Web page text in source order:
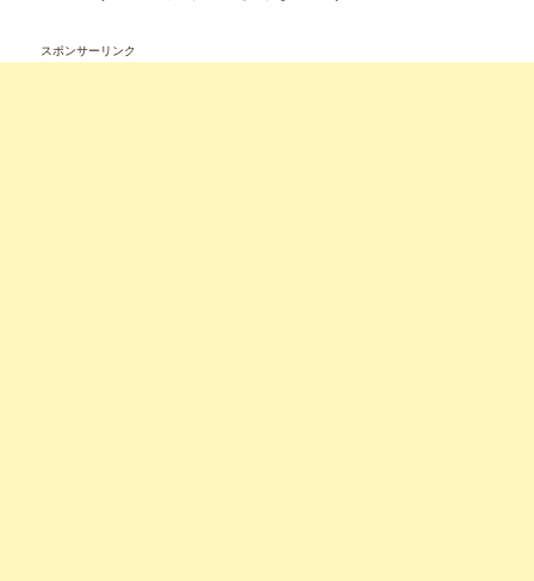
スポンサーリンク